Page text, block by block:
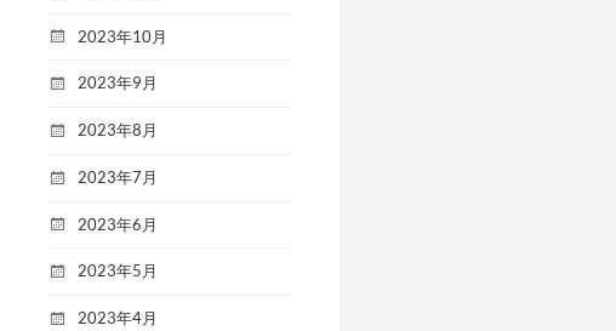
2023年10月
2023年9月
2023年8月
2023年7月
2023年6月
2023年5月
2023年4月